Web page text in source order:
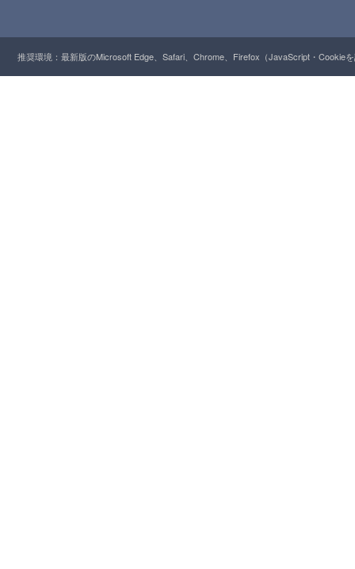
推奨環境：最新版のMicrosoft Edge、Safari、Chrome、Firefox（JavaScript・Cookie